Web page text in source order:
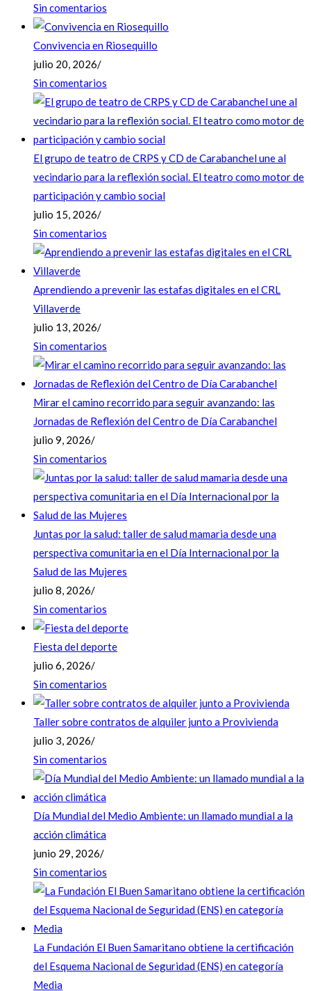
Sin comentarios
Convivencia en Riosequillo
julio 20, 2026/
Sin comentarios
El grupo de teatro de CRPS y CD de Carabanchel une al
vecindario para la reflexión social. El teatro como motor de
participación y cambio social
julio 15, 2026/
Sin comentarios
Aprendiendo a prevenir las estafas digitales en el CRL
Villaverde
julio 13, 2026/
Sin comentarios
Mirar el camino recorrido para seguir avanzando: las
Jornadas de Reflexión del Centro de Día Carabanchel
julio 9, 2026/
Sin comentarios
Juntas por la salud: taller de salud mamaria desde una
perspectiva comunitaria en el Día Internacional por la
Salud de las Mujeres
julio 8, 2026/
Sin comentarios
Fiesta del deporte
julio 6, 2026/
Sin comentarios
Taller sobre contratos de alquiler junto a Provivienda
julio 3, 2026/
Sin comentarios
Día Mundial del Medio Ambiente: un llamado mundial a la
acción climática
junio 29, 2026/
Sin comentarios
La Fundación El Buen Samaritano obtiene la certificación
del Esquema Nacional de Seguridad (ENS) en categoría
Media